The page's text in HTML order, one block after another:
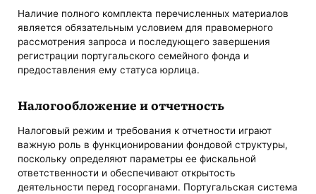
Наличие полного комплекта перечисленных материалов
является обязательным условием для правомерного
рассмотрения запроса и последующего завершения
регистрации португальского семейного фонда и
предоставления ему статуса юрлица.
Налогообложение и отчетность
Налоговый режим и требования к отчетности играют
важную роль в функционировании фондовой структуры,
поскольку определяют параметры ее фискальной
ответственности и обеспечивают открытость
деятельности перед госорганами. Португальская система